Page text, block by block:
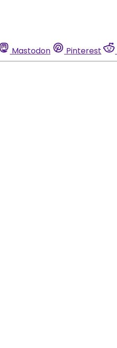
Mastodon Pinterest